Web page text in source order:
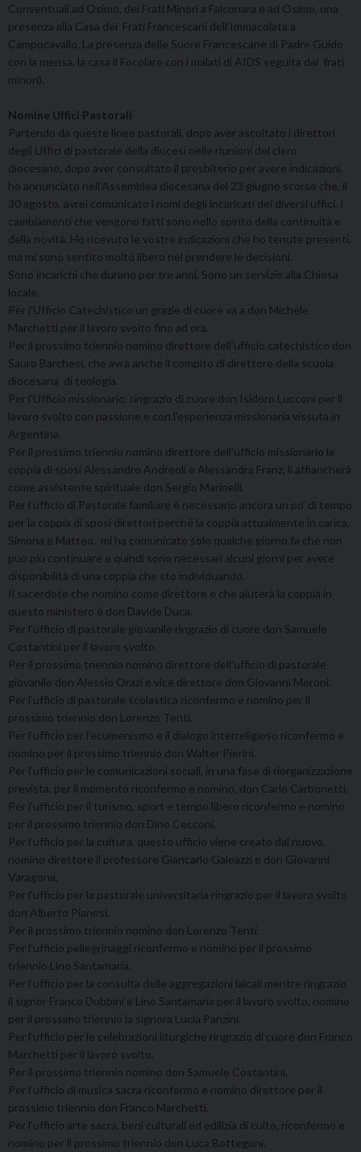
Conventuali ad Osimo, dei Frati Minori a Falconara e ad Osimo, una
presenza alla Casa dei Frati Francescani dell’Immacolata a
Campocavallo. La presenza delle Suore Francescane di Padre Guido
con la mensa, la casa il Focolare con i malati di AIDS seguita dai frati
minori).
Nomine Uffici Pastorali
Partendo da queste linee pastorali, dopo aver ascoltato i direttori
degli Uffici di pastorale della diocesi nelle riunioni del clero
diocesano, dopo aver consultato il presbiterio per avere indicazioni,
ho annunciato nell’Assemblea diocesana del 23 giugno scorso che, il
30 agosto, avrei comunicato i nomi degli incaricati dei diversi uffici. I
cambiamenti che vengono fatti sono nello spirito della continuità e
della novità. Ho ricevuto le vostre indicazioni che ho tenute presenti,
ma mi sono sentito molto libero nel prendere le decisioni.
Sono incarichi che durano per tre anni. Sono un servizio alla Chiesa
locale.
Per l’Ufficio Catechistico un grazie di cuore va a don Michele
Marchetti per il lavoro svolto fino ad ora.
Per il prossimo triennio nomino direttore dell’ufficio catechistico don
Sauro Barchesi, che avrà anche il compito di direttore della scuola
diocesana di teologia.
Per l’Ufficio missionario, ringrazio di cuore don Isidoro Lucconi per il
lavoro svolto con passione e con l’esperienza missionaria vissuta in
Argentina.
Per il prossimo triennio nomino direttore dell’ufficio missionario la
coppia di sposi Alessandro Andreoli e Alessandra Franz, li affiancherà
come assistente spirituale don Sergio Marinelli.
Per l’ufficio di Pastorale familiare è necessario ancora un po’ di tempo
per la coppia di sposi direttori perché la coppia attualmente in carica,
Simona e Matteo, mi ha comunicato solo qualche giorno fa che non
può più continuare e quindi sono necessari alcuni giorni per avere
disponibilità di una coppia che sto individuando.
Il sacerdote che nomino come direttore e che aiuterà la coppia in
questo ministero è don Davide Duca.
Per l’ufficio di pastorale giovanile ringrazio di cuore don Samuele
Costantini per il lavoro svolto.
Per il prossimo triennio nomino direttore dell’ufficio di pastorale
giovanile don Alessio Orazi e vice direttore don Giovanni Moroni.
Per l’ufficio di pastorale scolastica riconfermo e nomino per il
prossimo triennio don Lorenzo Tenti.
Per l’ufficio per l’ecumenismo e il dialogo interreligioso riconfermo e
nomino per il prossimo triennio don Walter Pierini.
Per l’ufficio per le comunicazioni sociali, in una fase di riorganizzazione
prevista, per il momento riconfermo e nomino, don Carlo Carbonetti.
Per l’ufficio per il turismo, sport e tempo libero riconfermo e nomino
per il prossimo triennio don Dino Cecconi.
Per l’ufficio per la cultura, questo ufficio viene creato dal nuovo,
nomino direttore il professore Giancarlo Galeazzi e don Giovanni
Varagona.
Per l’ufficio per la pastorale universitaria ringrazio per il lavoro svolto
don Alberto Pianosi.
Per il prossimo triennio nomino don Lorenzo Tenti.
Per l’ufficio pellegrinaggi riconfermo e nomino per il prossimo
triennio Lino Santamaria.
Per l’ufficio per la consulta delle aggregazioni laicali mentre ringrazio
il signor Franco Dubbini e Lino Santamaria per il lavoro svolto, nomino
per il prossimo triennio la signora Lucia Panzini.
Per l’ufficio per le celebrazioni liturgiche ringrazio di cuore don Franco
Marchetti per il lavoro svolto.
Per il prossimo triennio nomino don Samuele Costantini.
Per l’ufficio di musica sacra riconfermo e nomino direttore per il
prossimo triennio don Franco Marchetti.
Per l’ufficio arte sacra, beni culturali ed edilizia di culto, riconfermo e
nomino per il prossimo triennio don Luca Bottegoni.